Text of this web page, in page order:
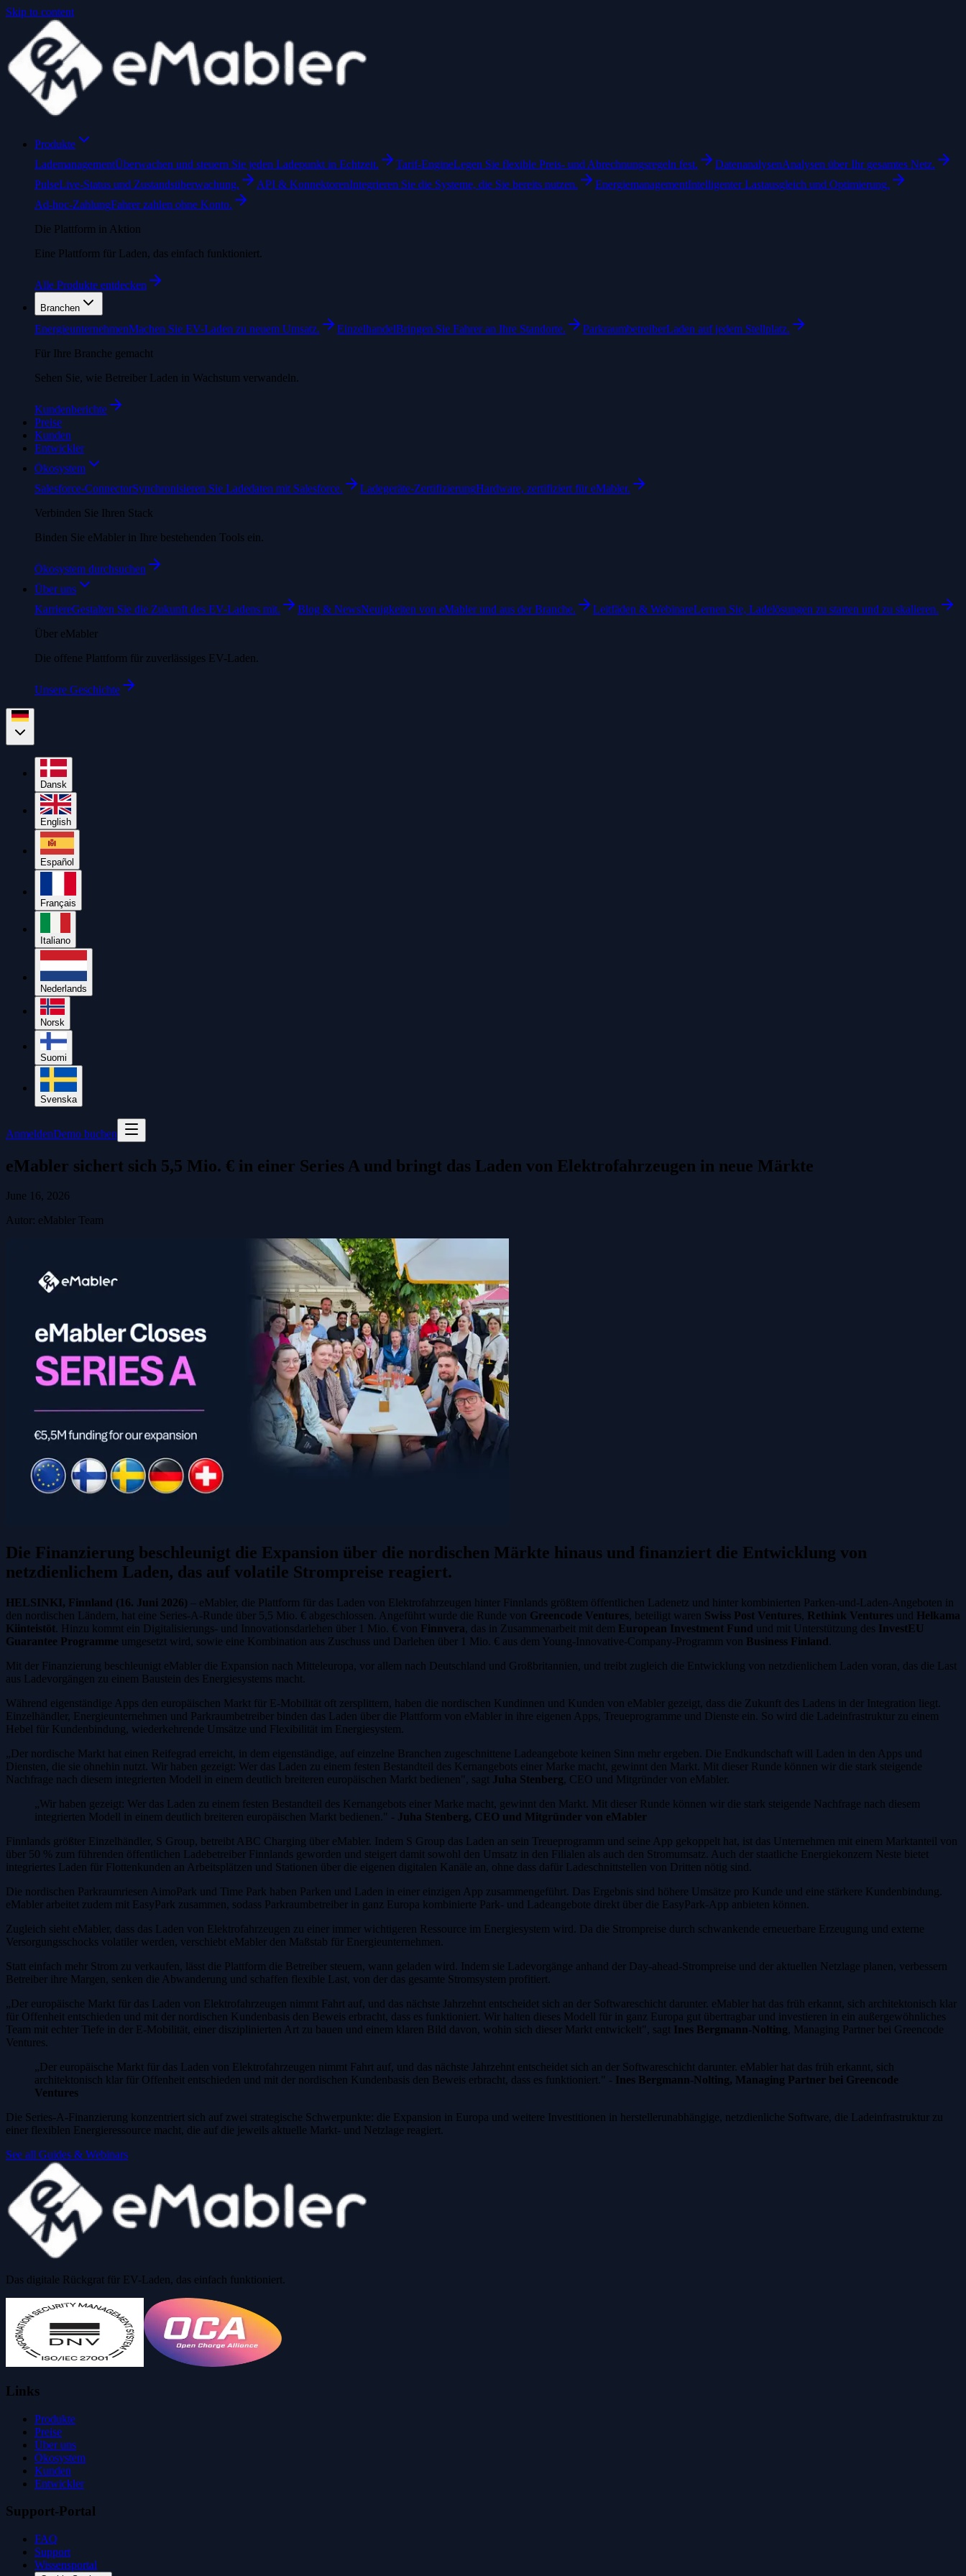
Skip to content
Produkte
LademanagementÜberwachen und steuern Sie jeden Ladepunkt in Echtzeit. Tarif-EngineLegen Sie flexible Preis- und Abrechnungsregeln fest. DatenanalysenAnalysen über Ihr gesamtes Netz.
PulseLive-Status und Zustandsüberwachung. API & KonnektorenIntegrieren Sie die Systeme, die Sie bereits nutzen. EnergiemanagementIntelligenter Lastausgleich und Optimierung.
Ad-hoc-ZahlungFahrer zahlen ohne Konto.
Die Plattform in Aktion
Eine Plattform für Laden, das einfach funktioniert.
Alle Produkte entdecken
Branchen
EnergieunternehmenMachen Sie EV-Laden zu neuem Umsatz. EinzelhandelBringen Sie Fahrer an Ihre Standorte. ParkraumbetreiberLaden auf jedem Stellplatz.
Für Ihre Branche gemacht
Sehen Sie, wie Betreiber Laden in Wachstum verwandeln.
Kundenberichte
Preise
Kunden
Entwickler
Ökosystem
Salesforce-ConnectorSynchronisieren Sie Ladedaten mit Salesforce. Ladegeräte-ZertifizierungHardware, zertifiziert für eMabler.
Verbinden Sie Ihren Stack
Binden Sie eMabler in Ihre bestehenden Tools ein.
Ökosystem durchsuchen
Über uns
KarriereGestalten Sie die Zukunft des EV-Ladens mit. Blog & NewsNeuigkeiten von eMabler und aus der Branche. Leitfäden & WebinareLernen Sie, Ladelösungen zu starten und zu skalieren.
Über eMabler
Die offene Plattform für zuverlässiges EV-Laden.
Unsere Geschichte
Dansk
English
Español
Français
Italiano
Nederlands
Norsk
Suomi
Svenska
AnmeldenDemo buchen
eMabler sichert sich 5,5 Mio. € in einer Series A und bringt das Laden von Elektrofahrzeugen in neue Märkte
June 16, 2026
Autor: eMabler Team
Die Finanzierung beschleunigt die Expansion über die nordischen Märkte hinaus und finanziert die Entwicklung von
netzdienlichem Laden, das auf volatile Strompreise reagiert.
HELSINKI, Finnland (16. Juni 2026) – eMabler, die Plattform für das Laden von Elektrofahrzeugen hinter Finnlands größtem öffentlichen Ladenetz und hinter kombinierten Parken-und-Laden-Angeboten in
den nordischen Ländern, hat eine Series-A-Runde über 5,5 Mio. € abgeschlossen. Angeführt wurde die Runde von Greencode Ventures, beteiligt waren Swiss Post Ventures, Rethink Ventures und Helkama
Kiinteistöt. Hinzu kommt ein Digitalisierungs- und Innovationsdarlehen über 1 Mio. € von Finnvera, das in Zusammenarbeit mit dem European Investment Fund und mit Unterstützung des InvestEU
Guarantee Programme umgesetzt wird, sowie eine Kombination aus Zuschuss und Darlehen über 1 Mio. € aus dem Young-Innovative-Company-Programm von Business Finland.
Mit der Finanzierung beschleunigt eMabler die Expansion nach Mitteleuropa, vor allem nach Deutschland und Großbritannien, und treibt zugleich die Entwicklung von netzdienlichem Laden voran, das die Last
aus Ladevorgängen zu einem Baustein des Energiesystems macht.
Während eigenständige Apps den europäischen Markt für E-Mobilität oft zersplittern, haben die nordischen Kundinnen und Kunden von eMabler gezeigt, dass die Zukunft des Ladens in der Integration liegt.
Einzelhändler, Energieunternehmen und Parkraumbetreiber binden das Laden über die Plattform von eMabler in ihre eigenen Apps, Treueprogramme und Dienste ein. So wird die Ladeinfrastruktur zu einem
Hebel für Kundenbindung, wiederkehrende Umsätze und Flexibilität im Energiesystem.
„Der nordische Markt hat einen Reifegrad erreicht, in dem eigenständige, auf einzelne Branchen zugeschnittene Ladeangebote keinen Sinn mehr ergeben. Die Endkundschaft will Laden in den Apps und
Diensten, die sie ohnehin nutzt. Wir haben gezeigt: Wer das Laden zu einem festen Bestandteil des Kernangebots einer Marke macht, gewinnt den Markt. Mit dieser Runde können wir die stark steigende
Nachfrage nach diesem integrierten Modell in einem deutlich breiteren europäischen Markt bedienen", sagt Juha Stenberg, CEO und Mitgründer von eMabler.
„Wir haben gezeigt: Wer das Laden zu einem festen Bestandteil des Kernangebots einer Marke macht, gewinnt den Markt. Mit dieser Runde können wir die stark steigende Nachfrage nach diesem
integrierten Modell in einem deutlich breiteren europäischen Markt bedienen." - Juha Stenberg, CEO und Mitgründer von eMabler
Finnlands größter Einzelhändler, S Group, betreibt ABC Charging über eMabler. Indem S Group das Laden an sein Treueprogramm und seine App gekoppelt hat, ist das Unternehmen mit einem Marktanteil von
über 50 % zum führenden öffentlichen Ladebetreiber Finnlands geworden und steigert damit sowohl den Umsatz in den Filialen als auch den Stromumsatz. Auch der staatliche Energiekonzern Neste bietet
integriertes Laden für Flottenkunden an Arbeitsplätzen und Stationen über die eigenen digitalen Kanäle an, ohne dass dafür Ladeschnittstellen von Dritten nötig sind.
Die nordischen Parkraumriesen AimoPark und Time Park haben Parken und Laden in einer einzigen App zusammengeführt. Das Ergebnis sind höhere Umsätze pro Kunde und eine stärkere Kundenbindung.
eMabler arbeitet zudem mit EasyPark zusammen, sodass Parkraumbetreiber in ganz Europa kombinierte Park- und Ladeangebote direkt über die EasyPark-App anbieten können.
Zugleich sieht eMabler, dass das Laden von Elektrofahrzeugen zu einer immer wichtigeren Ressource im Energiesystem wird. Da die Strompreise durch schwankende erneuerbare Erzeugung und externe
Versorgungsschocks volatiler werden, verschiebt eMabler den Maßstab für Energieunternehmen.
Statt einfach mehr Strom zu verkaufen, lässt die Plattform die Betreiber steuern, wann geladen wird. Indem sie Ladevorgänge anhand der Day-ahead-Strompreise und der aktuellen Netzlage planen, verbessern
Betreiber ihre Margen, senken die Abwanderung und schaffen flexible Last, von der das gesamte Stromsystem profitiert.
„Der europäische Markt für das Laden von Elektrofahrzeugen nimmt Fahrt auf, und das nächste Jahrzehnt entscheidet sich an der Softwareschicht darunter. eMabler hat das früh erkannt, sich architektonisch klar
für Offenheit entschieden und mit der nordischen Kundenbasis den Beweis erbracht, dass es funktioniert. Wir halten dieses Modell für in ganz Europa gut übertragbar und investieren in ein außergewöhnliches
Team mit echter Tiefe in der E-Mobilität, einer disziplinierten Art zu bauen und einem klaren Bild davon, wohin sich dieser Markt entwickelt", sagt Ines Bergmann-Nolting, Managing Partner bei Greencode
Ventures.
„Der europäische Markt für das Laden von Elektrofahrzeugen nimmt Fahrt auf, und das nächste Jahrzehnt entscheidet sich an der Softwareschicht darunter. eMabler hat das früh erkannt, sich
architektonisch klar für Offenheit entschieden und mit der nordischen Kundenbasis den Beweis erbracht, dass es funktioniert." - Ines Bergmann-Nolting, Managing Partner bei Greencode
Ventures
Die Series-A-Finanzierung konzentriert sich auf zwei strategische Schwerpunkte: die Expansion in Europa und weitere Investitionen in herstellerunabhängige, netzdienliche Software, die Ladeinfrastruktur zu
einer flexiblen Energieressource macht, die auf die jeweils aktuelle Markt- und Netzlage reagiert.
See all Guides & Webinars
Das digitale Rückgrat für EV-Laden, das einfach funktioniert.
Links
Produkte
Preise
Über uns
Ökosystem
Kunden
Entwickler
Support-Portal
FAQ
Support
Wissensportal